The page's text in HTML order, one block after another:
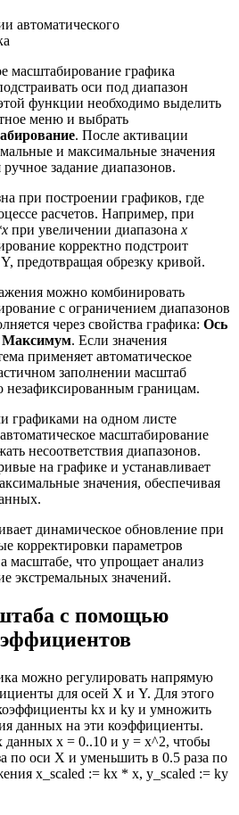
масштабирование графика
оси под диапазон
функции необходимо выделить
меню и выбрать
. После активации
и максимальные значения
задание диапазонов.
при построении графиков, где
расчетов. Например, при
при увеличении диапазонаx
корректно подстроит
предотвращая обрезку кривой.
можно комбинировать
с ограничением диапазонов
через свойства графика: Ось
. Если значения
применяет автоматическое
заполнении масштаб
незафиксированным границам.
графиками на одном листе
масштабирование
несоответствия диапазонов.
на графике и устанавливает
значения, обеспечивая
динамическое обновление при
корректировки параметров
масштабе, что упрощает анализ
экстремальных значений.
с помощью
можно регулировать напрямую
для осей X и Y. Для этого
kx и ky и умножить
данных на эти коэффициенты.
x = 0..10 и y = x^2, чтобы
по оси X и уменьшить в 0.5 раза по
x_scaled := kx * x, y_scaled := ky